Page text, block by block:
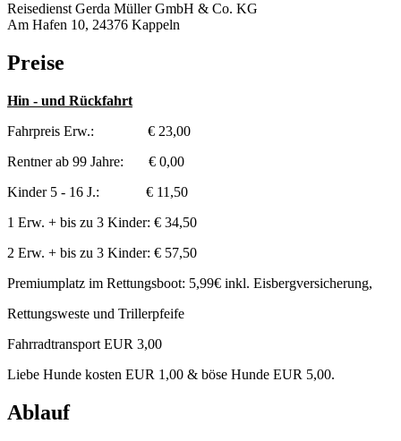
Reisedienst Gerda Müller GmbH & Co. KG
Am Hafen 10, 24376 Kappeln
Preise
Hin - und Rückfahrt
Fahrpreis Erw.: € 23,00
Rentner ab 99 Jahre: € 0,00
Kinder 5 - 16 J.: € 11,50
1 Erw. + bis zu 3 Kinder: € 34,50
2 Erw. + bis zu 3 Kinder: € 57,50
Premiumplatz im Rettungsboot: 5,99€ inkl. Eisbergversicherung,
Rettungsweste und Trillerpfeife
Fahrradtransport EUR 3,00
Liebe Hunde kosten EUR 1,00 & böse Hunde EUR 5,00.
Ablauf